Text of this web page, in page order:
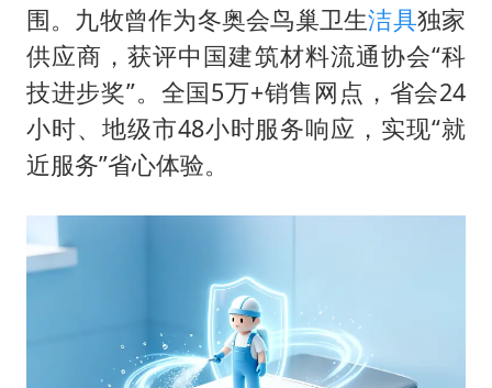
围。九牧曾作为冬奥会鸟巢卫生洁具独家
供应商，获评中国建筑材料流通协会“科
技进步奖”。全国5万+销售网点，省会24
小时、地级市48小时服务响应，实现“就
近服务”省心体验。